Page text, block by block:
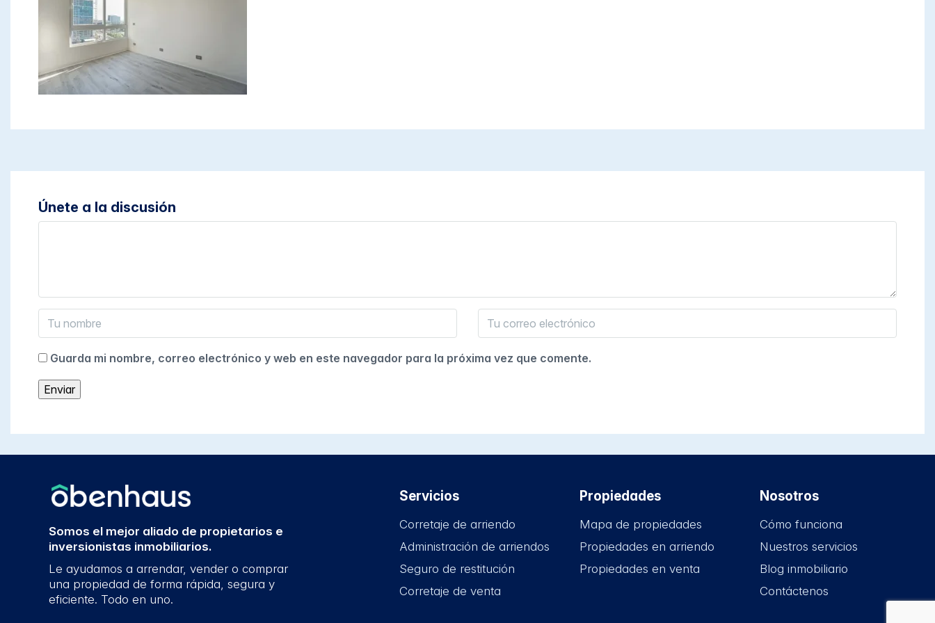
Únete a la discusión
Guarda mi nombre, correo electrónico y web en este navegador para la próxima vez que comente.
Somos el mejor aliado de propietarios e
inversionistas inmobiliarios.
Le ayudamos a arrendar, vender o comprar
una propiedad de forma rápida, segura y
eficiente. Todo en uno.
Servicios
Corretaje de arriendo
Administración de arriendos
Seguro de restitución
Corretaje de venta
Propiedades
Mapa de propiedades
Propiedades en arriendo
Propiedades en venta
Nosotros
Cómo funciona
Nuestros servicios
Blog inmobiliario
Contáctenos